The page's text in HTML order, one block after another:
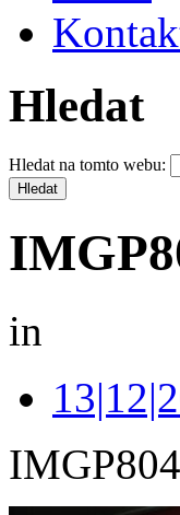
Hledat
Hledat na tomto webu:
in